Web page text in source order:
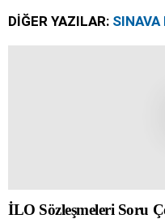
DIĞER YAZILAR:
İLO Sözleşmeleri Soru